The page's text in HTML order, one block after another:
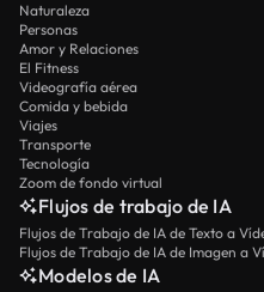
Naturaleza
Personas
Amor y Relaciones
El Fitness
Videografía aérea
Comida y bebida
Viajes
Transporte
Tecnología
Zoom de fondo virtual
Flujos de trabajo de IA
Flujos de Trabajo de IA de Texto a
Flujos de Trabajo de IA de Imagen a
Modelos de IA